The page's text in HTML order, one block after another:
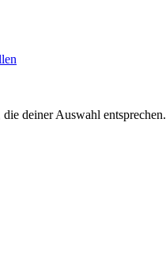
deiner Auswahl entsprechen.